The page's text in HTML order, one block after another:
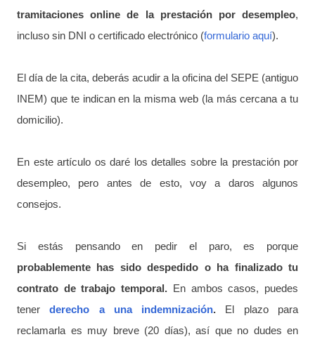
tramitaciones online de la prestación por desempleo,
incluso sin DNI o certificado electrónico (formulario aquí).
El día de la cita, deberás acudir a la oficina del SEPE (antiguo
INEM) que te indican en la misma web (la más cercana a tu
domicilio).
En este artículo os daré los detalles sobre la prestación por
desempleo, pero antes de esto, voy a daros algunos
consejos.
Si estás pensando en pedir el paro, es porque
probablemente has sido despedido o ha finalizado tu
contrato de trabajo temporal. En ambos casos, puedes
tenerderecho a una indemnización. El plazo para
reclamarla es muy breve (20 días), así que no dudes en